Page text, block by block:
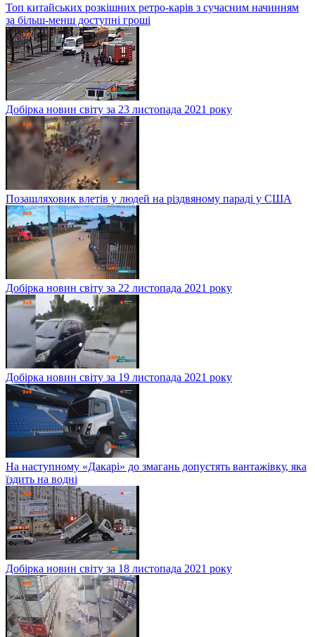
Топ китайських розкішних ретро-карів з сучасним начинням
за більш-менш доступні гроші
Добірка новин світу за 23 листопада 2021 року
Позашляховик влетів у людей на різдвяному параді у США
Добірка новин світу за 22 листопада 2021 року
Добірка новин світу за 19 листопада 2021 року
На наступному «Дакарі» до змагань допустять вантажівку, яка
їздить на водні
Добірка новин світу за 18 листопада 2021 року